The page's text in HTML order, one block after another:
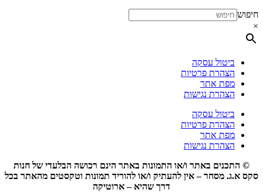
חיפוש
×
ביטול עסקה
הצהרת פרטיות
מפת אתר
הצהרת נגישות
ביטול עסקה
הצהרת פרטיות
מפת אתר
הצהרת נגישות
© התכנים באתר ו/או התמונות באתר הינם רכושה הבלעדי של חנות
סקס א.ג. מסחר – אין להעתיק ו/או להוריד תמונות וטקסטים מהאתר בכל
דרך שהיא – ארוטיקה